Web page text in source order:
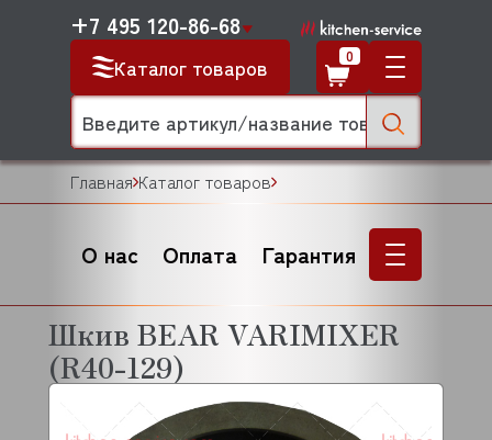
Каталог товаров
+7 495 120-86-68
0
Главная Каталог товаров
О нас Оплата Гарантия
Шкив BEAR VARIMIXER
(R40-129)